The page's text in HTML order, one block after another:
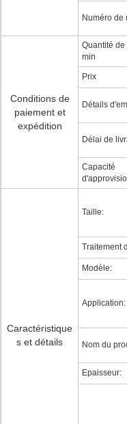
Numéro de
Conditions de
paiement et
expédition
Quantité
min
Prix
Détails
Délai de
Capacité
Caractéristique
s et détails
Taille:
Traitement
Modèle:
Application:
Nom du
Epaisseur: